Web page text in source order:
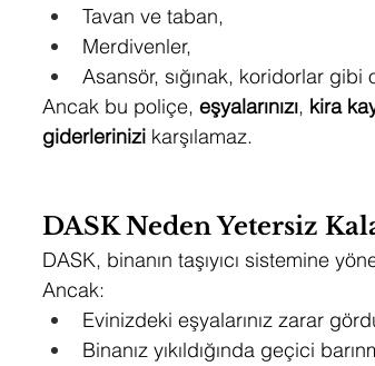
Tavan ve taban,
Merdivenler,
Asansör, sığınak, koridorlar gibi
Ancak bu poliçe, eşyalarınızı, kira
giderlerinizi karşılamaz.
DASK Neden Yetersiz
DASK, binanın taşıyıcı sistemine
Ancak:
Evinizdeki eşyalarınız zarar
Binanız yıkıldığında geçici